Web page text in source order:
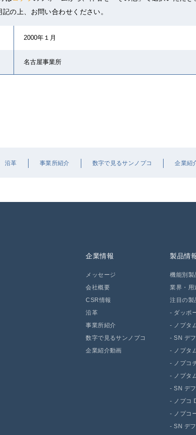
の上、お問い合わせください。
2000年１月
名古屋事業所
沿革 事業所紹介 数字で見るサンノプコ 企業紹
企業情報
メッセージ
会社概要
CSR情報
沿革
事業所紹介
数字で見るサンノプコ
企業紹介動画
製品情
機能別製
業界・用
注目の製
- ダッポ
- ノプタ
-SN デ
- ノプタ
- ノプコ
- ノプタ
-SN デ
- ノプコ
- ノプコ
-SN デ